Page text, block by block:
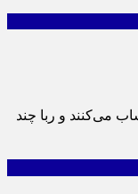
می‌کنند و ربا چند